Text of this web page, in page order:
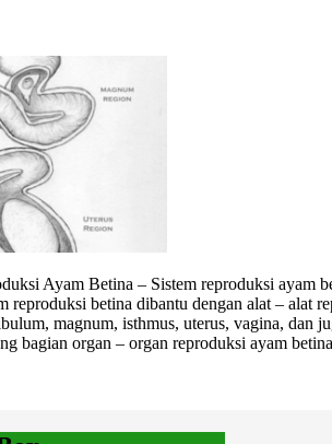
Ayam Betina – Sistem reproduksi ayam
reproduksi betina dibantu dengan alat – alat
magnum, isthmus, uterus, vagina, dan
bagian organ – organ reproduksi ayam